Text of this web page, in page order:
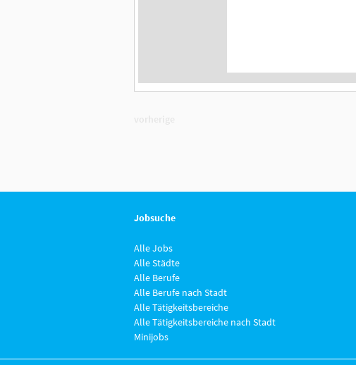
Jobsuche
Alle Jobs
Alle Städte
Alle Berufe
Alle Berufe nach Stadt
Alle Tätigkeitsbereiche
Alle Tätigkeitsbereiche nach Stadt
Minijobs